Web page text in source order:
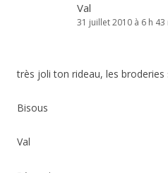
Val
31 juillet 2010 à 6 h 43
très joli ton rideau, les broderies
Bisous
Val